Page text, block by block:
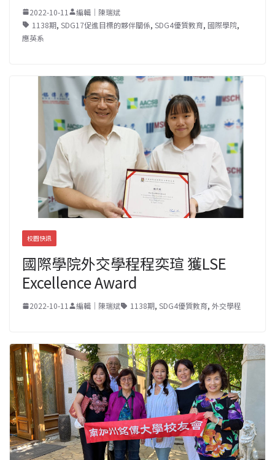
2022-10-11
編輯｜陳瑞斌
1138期, SDG17促進目標的夥伴關係, SDG4優質教育, 國際學院,
應英系
校園快訊
國際學院外交學程程奕瑄 獲LSE
Excellence Award
2022-10-11 編輯｜陳瑞斌 1138期, SDG4優質教育, 外交學程